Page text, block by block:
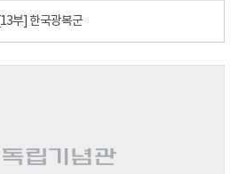
[13부] 한국광복군